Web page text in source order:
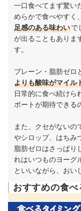
一口食べてまず驚い
めらかで食べやすく、
足感のある味わいで
が出ることもありま
す。
プレーン・脂肪ゼロ
よりも酸味がマイル
日常的に食べ続けら
ポートが期待できる
また、クセがないの
やシロップ、はちみ
脂肪ゼロはさっぱり
れはいつものヨーグ
といいながら、おい
おすすめの食